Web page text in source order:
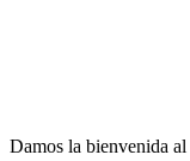
Damos la bienvenida